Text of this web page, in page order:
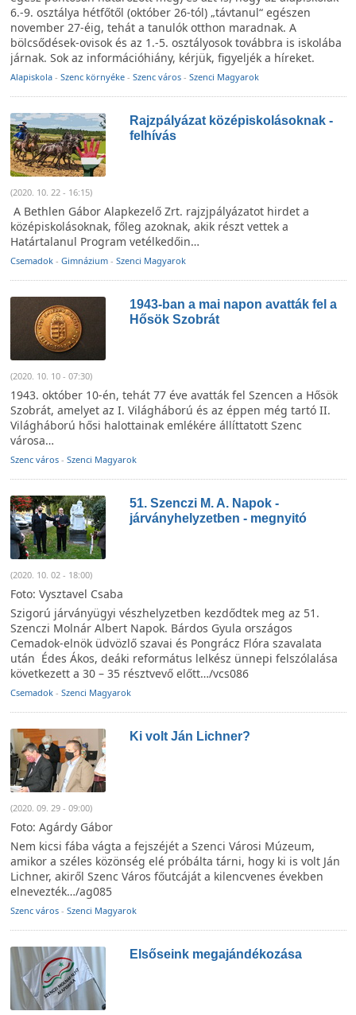
6.-9. osztálya hétfőtől (október 26-tól) „távtanul“ egészen
november 27-éig, tehát a tanulók otthon maradnak. A
bölcsődések-ovisok és az 1.-5. osztályosok továbbra is iskolába
járnak. Sok az információhiány, kérjük, figyeljék a híreket.
Alapiskola - Szenc környéke - Szenc város - Szenci Magyarok
Rajzpályázat középiskolásoknak -
felhívás
(2020. 10. 22 - 16:15)
A Bethlen Gábor Alapkezelő Zrt. rajzjpályázatot hirdet a
középiskolásoknak, főleg azoknak, akik részt vettek a
Határtalanul Program vetélkedőin…
Csemadok - Gimnázium - Szenci Magyarok
1943-ban a mai napon avatták fel a
Hősök Szobrát
(2020. 10. 10 - 07:30)
1943. október 10-én, tehát 77 éve avatták fel Szencen a Hősök
Szobrát, amelyet az I. Világháború és az éppen még tartó II.
Világháború hősi halottainak emlékére állíttatott Szenc
városa…
Szenc város - Szenci Magyarok
51. Szenczi M. A. Napok -
járványhelyzetben - megnyitó
(2020. 10. 02 - 18:00)
Foto: Vysztavel Csaba
Szigorú járványügyi vészhelyzetben kezdődtek meg az 51.
Szenczi Molnár Albert Napok. Bárdos Gyula országos
Cemadok-elnök üdvözlő szavai és Pongrácz Flóra szavalata
után Édes Ákos, deáki református lelkész ünnepi felszólalása
következett a 30 – 35 résztvevő előtt…/vcs086
Csemadok - Szenci Magyarok
Ki volt Ján Lichner?
(2020. 09. 29 - 09:00)
Foto: Agárdy Gábor
Nem kicsi fába vágta a fejszéjét a Szenci Városi Múzeum,
amikor a széles közönség elé próbálta tárni, hogy ki is volt Ján
Lichner, akiről Szenc Város főutcáját a kilencvenes években
elnevezték…/ag085
Szenc város - Szenci Magyarok
Elsőseink megajándékozása